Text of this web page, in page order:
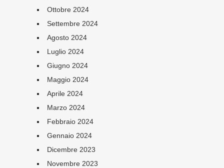
Ottobre 2024
Settembre 2024
Agosto 2024
Luglio 2024
Giugno 2024
Maggio 2024
Aprile 2024
Marzo 2024
Febbraio 2024
Gennaio 2024
Dicembre 2023
Novembre 2023